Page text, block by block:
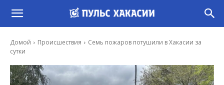
Домой Происшествия
Семь пожаров потушили в Хакасии за
сутки